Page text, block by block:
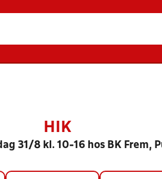
HIK
31/8 kl. 10-16 hos BK Frem,